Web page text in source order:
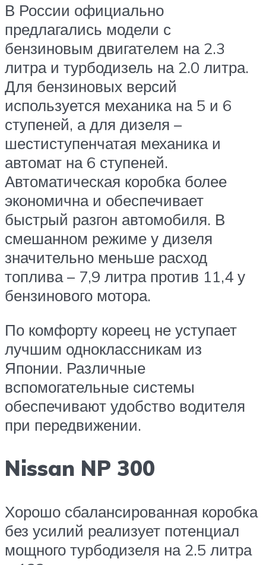
В России официально
предлагались модели с
бензиновым двигателем на 2.3
литра и турбодизель на 2.0 литра.
Для бензиновых версий
используется механика на 5 и 6
ступеней, а для дизеля –
шестиступенчатая механика и
автомат на 6 ступеней.
Автоматическая коробка более
экономична и обеспечивает
быстрый разгон автомобиля. В
смешанном режиме у дизеля
значительно меньше расход
топлива – 7,9 литра против 11,4 у
бензинового мотора.
По комфорту кореец не уступает
лучшим одноклассникам из
Японии. Различные
вспомогательные системы
обеспечивают удобство водителя
при передвижении.
Nissan NP 300
Хорошо сбалансированная коробка
без усилий реализует потенциал
мощного турбодизеля на 2.5 литра